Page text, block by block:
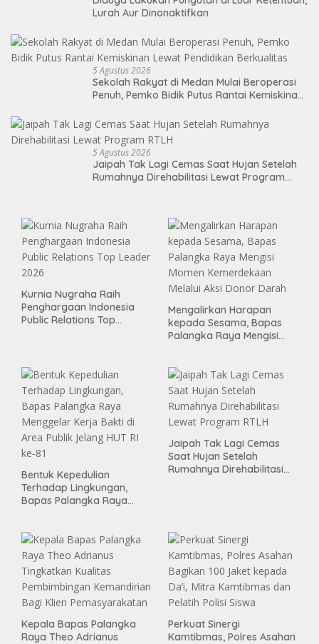
Lurah Aur Dinonaktifkan
5 Agustus 2026
Sekolah Rakyat di Medan Mulai Beroperasi
Penuh, Pemko Bidik Putus Rantai Kemiskinan
5 Agustus 2026
Jaipah Tak Lagi Cemas Saat Hujan Setelah
Rumahnya Direhabilitasi Lewat Program
Kurnia Nugraha Raih
Penghargaan Indonesia
Public Relations Top
Mengalirkan Harapan
kepada Sesama, Bapas
Palangka Raya Mengisi
Bentuk Kepedulian
Terhadap Lingkungan,
Bapas Palangka Raya
ke-81
Jaipah Tak Lagi Cemas
Saat Hujan Setelah
Rumahnya Direhabilitasi
Kepala Bapas Palangka
Raya Theo Adrianus
Perkuat Sinergi
Kamtibmas, Polres Asahan